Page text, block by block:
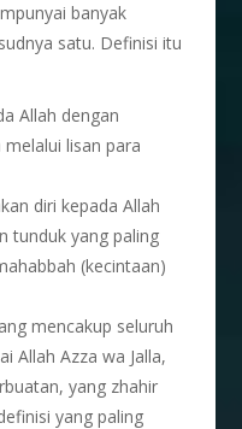
banyak
satu. Definisi itu
Allah dengan
lisan para
diri kepada Allah
tunduk yang paling
(kecintaan)
mencakup seluruh
Allah Azza wa Jalla,
yang zhahir
yang paling